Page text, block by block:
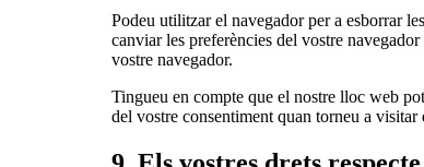
Podeu utilitzar el navegador per a esborrar
canviar les preferències del vostre
vostre navegador.
Tingueu en compte que el nostre lloc web
del vostre consentiment quan torneu a visitar